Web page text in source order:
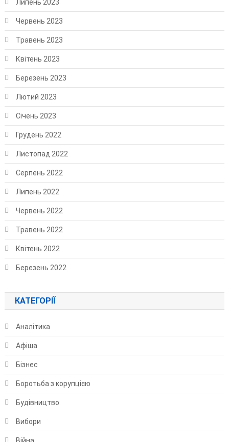
Липень 2023
Червень 2023
Травень 2023
Квітень 2023
Березень 2023
Лютий 2023
Січень 2023
Грудень 2022
Листопад 2022
Серпень 2022
Липень 2022
Червень 2022
Травень 2022
Квітень 2022
Березень 2022
КАТЕГОРІЇ
Аналітика
Афіша
Бізнес
Боротьба з корупцією
Будівництво
Вибори
Війна